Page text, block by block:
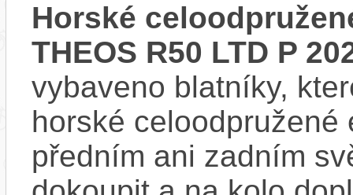
Horské
THEOS R50 LTD P
vybaveno blatníky,
horské
předním ani zadním